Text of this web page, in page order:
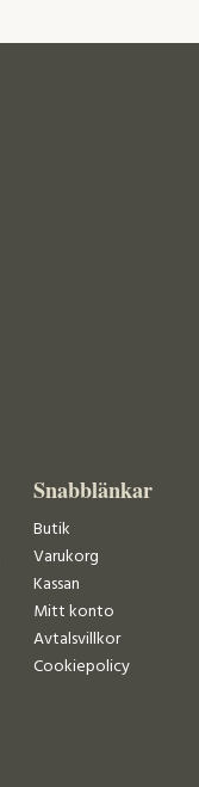
Snabblänkar
Butik
Varukorg
Kassan
Mitt konto
Avtalsvillkor
Cookiepolicy